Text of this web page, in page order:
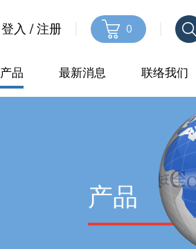
登入 / 注册 0
产品 最新消息 联络我们
产品